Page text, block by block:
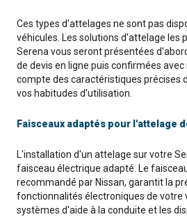
Ces types d'attelages ne sont pas
véhicules. Les solutions d'attelage les
Serena vous seront présentées
de devis en ligne puis confirmées
compte des caractéristiques précises
vos habitudes d'utilisation.
Faisceaux adaptés pour l'attelage
L'installation d'un attelage sur votre
faisceau électrique adapté. Le
recommandé par Nissan, garantit la
fonctionnalités électroniques de votre
systèmes d'aide à la conduite et les